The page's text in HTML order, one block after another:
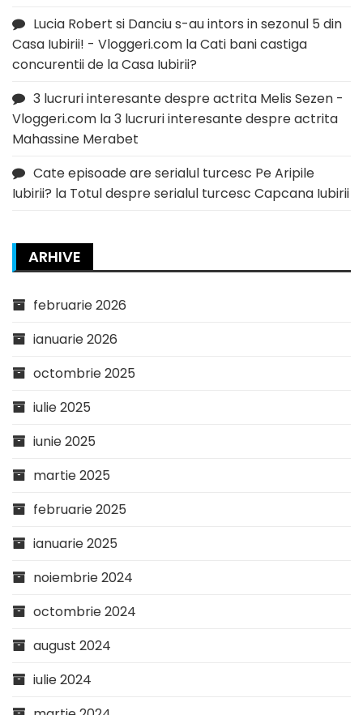
Lucia Robert si Danciu s-au intors in sezonul 5 din
Casa Iubirii! - Vloggeri.com laCati bani castiga
concurentii de la Casa Iubirii?
3 lucruri interesante despre actrita Melis Sezen -
Vloggeri.com la3 lucruri interesante despre actrita
Mahassine Merabet
Cate episoade are serialul turcesc Pe Aripile
Iubirii? la Totul despre serialul turcesc Capcana Iubirii
ARHIVE
februarie 2026
ianuarie 2026
octombrie 2025
iulie 2025
iunie 2025
martie 2025
februarie 2025
ianuarie 2025
noiembrie 2024
octombrie 2024
august 2024
iulie 2024